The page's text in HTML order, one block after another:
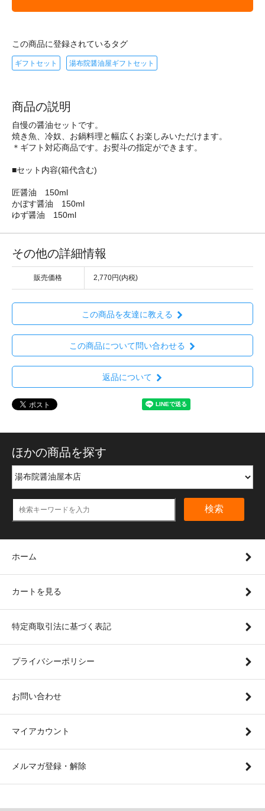
この商品に登録されているタグ
ギフトセット 湯布院醤油屋ギフトセット
商品の説明
自慢の醤油セットです。
焼き魚、冷奴、お鍋料理と幅広くお楽しみいただけます。
＊ギフト対応商品です。お熨斗の指定ができます。
■セット内容(箱代含む)
匠醤油 150ml
かぼす醤油 150ml
ゆず醤油 150ml
その他の詳細情報
販売価格 2,770円(内税)
この商品を友達に教える
この商品について問い合わせる
返品について
ほかの商品を探す
検索
ホーム
カートを見る
特定商取引法に基づく表記
プライバシーポリシー
お問い合わせ
マイアカウント
メルマガ登録・解除